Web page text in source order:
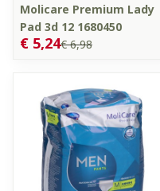
Molicare Premium Lady
Pad 3d 12 1680450
€ 6,98
€ 5,24